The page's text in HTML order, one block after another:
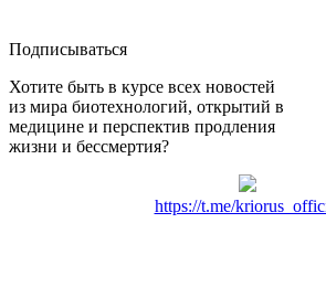
Подписываться
Хотите быть в курсе всех новостей
из мира биотехнологий, открытий в
медицине и перспектив продления
жизни и бессмертия?
https://t.me/